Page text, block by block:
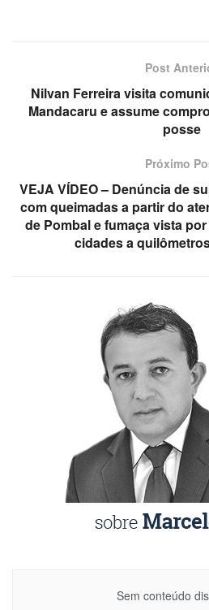
Post
Nilvan Ferreira visita
Mandacaru e assume
posse
Próximo
VEJA VÍDEO – Denúncia de
com queimadas a partir do
de Pombal e fumaça vista
cidades a
Sem conteúdo